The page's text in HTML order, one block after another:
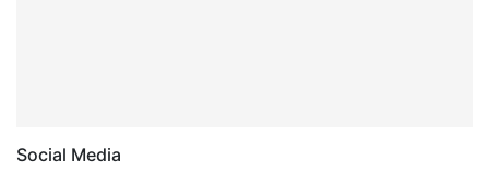
Social Media